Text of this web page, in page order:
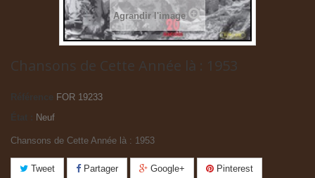
Agrandir l'image
Chansons de Cette Année là : 1953
Référence
FOR 19233
Neuf
Chansons de Cette Année là : 1953
Tweet Partager Google+ Pinterest